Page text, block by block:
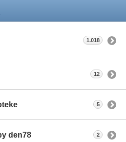
1.018
12
5
den78 2